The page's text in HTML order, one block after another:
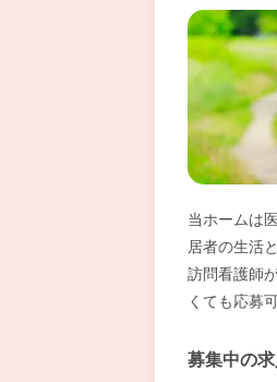
当ホームは
居者の生活
訪問看護師
くても応募
募集中の求